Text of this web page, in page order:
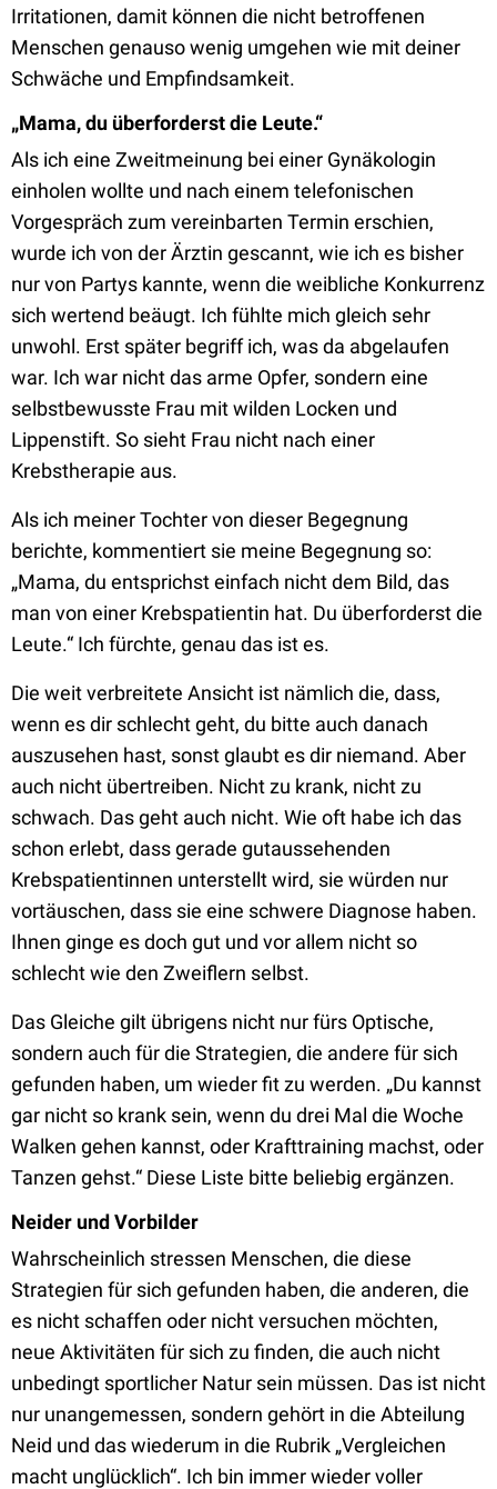
Irritationen, damit können die nicht betroffenen
Menschen genauso wenig umgehen wie mit deiner
Schwäche und Empfindsamkeit.
„Mama, du überforderst die Leute.“
Als ich eine Zweitmeinung bei einer Gynäkologin
einholen wollte und nach einem telefonischen
Vorgespräch zum vereinbarten Termin erschien,
wurde ich von der Ärztin gescannt, wie ich es bisher
nur von Partys kannte, wenn die weibliche Konkurrenz
sich wertend beäugt. Ich fühlte mich gleich sehr
unwohl. Erst später begriff ich, was da abgelaufen
war. Ich war nicht das arme Opfer, sondern eine
selbstbewusste Frau mit wilden Locken und
Lippenstift. So sieht Frau nicht nach einer
Krebstherapie aus.
Als ich meiner Tochter von dieser Begegnung
berichte, kommentiert sie meine Begegnung so:
„Mama, du entsprichst einfach nicht dem Bild, das
man von einer Krebspatientin hat. Du überforderst die
Leute.“ Ich fürchte, genau das ist es.
Die weit verbreitete Ansicht ist nämlich die, dass,
wenn es dir schlecht geht, du bitte auch danach
auszusehen hast, sonst glaubt es dir niemand. Aber
auch nicht übertreiben. Nicht zu krank, nicht zu
schwach. Das geht auch nicht. Wie oft habe ich das
schon erlebt, dass gerade gutaussehenden
Krebspatientinnen unterstellt wird, sie würden nur
vortäuschen, dass sie eine schwere Diagnose haben.
Ihnen ginge es doch gut und vor allem nicht so
schlecht wie den Zweiflern selbst.
Das Gleiche gilt übrigens nicht nur fürs Optische,
sondern auch für die Strategien, die andere für sich
gefunden haben, um wieder fit zu werden. „Du kannst
gar nicht so krank sein, wenn du drei Mal die Woche
Walken gehen kannst, oder Krafttraining machst, oder
Tanzen gehst.“ Diese Liste bitte beliebig ergänzen.
Neider und Vorbilder
Wahrscheinlich stressen Menschen, die diese
Strategien für sich gefunden haben, die anderen, die
es nicht schaffen oder nicht versuchen möchten,
neue Aktivitäten für sich zu finden, die auch nicht
unbedingt sportlicher Natur sein müssen. Das ist nicht
nur unangemessen, sondern gehört in die Abteilung
Neid und das wiederum in die Rubrik „Vergleichen
macht unglücklich“. Ich bin immer wieder voller